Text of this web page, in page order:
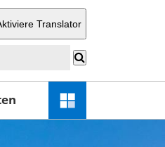
Translator
Schnellzugriff-
Menü